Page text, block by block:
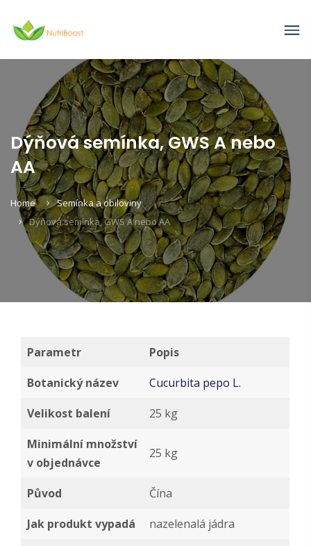
Dýňová semínka, GWS A nebo
AA
Home
Semínka a obiloviny
Dýňová semínka, GWS A nebo AA
Parametr
Popis
Botanický název
Cucurbita pepo L.
Velikost balení
25 kg
Minimální množství
v objednávce
25 kg
Původ
Čína
Jak produkt vypadá
nazelenalá jádra